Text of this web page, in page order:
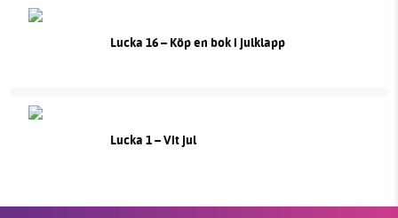
Lucka 16 – Köp en bok i julklapp
Lucka 1 – Vit jul